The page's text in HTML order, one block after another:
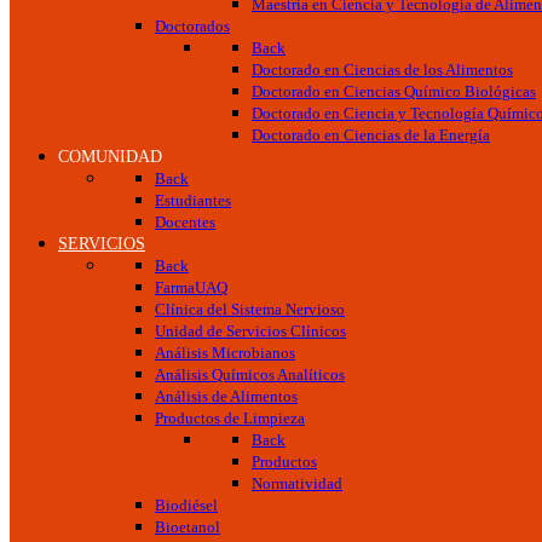
Maestría en Ciencia y Tecnología de
Doctorados
Back
Doctorado en Ciencias de los Alimentos
Doctorado en Ciencias Químico Biológicas
Doctorado en Ciencia y Tecnología
Doctorado en Ciencias de la Energía
COMUNIDAD
Back
Estudiantes
Docentes
SERVICIOS
Back
FarmaUAQ
Clínica del Sistema Nervioso
Unidad de Servicios Clínicos
Análisis Microbianos
Análisis Químicos Analíticos
Análisis de Alimentos
Productos de Limpieza
Back
Productos
Normatividad
Biodiésel
Bioetanol